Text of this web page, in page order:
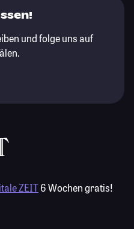
und folge uns auf
ZEIT6 Wochen gratis!